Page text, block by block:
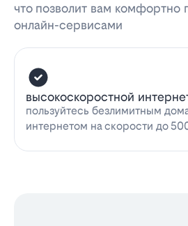
что позволит вам комфортно
онлайн-сервисами
высокоскоростной
пользуйтесь безлимитным
интернетом на скорости до